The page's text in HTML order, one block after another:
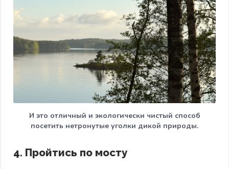
И это отличный и экологически чистый способ
посетить нетронутые уголки дикой природы.
4. Пройтись по мосту